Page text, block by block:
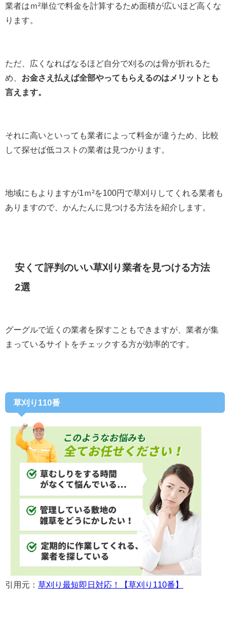
業者はｍ²単位で料金を計算するため面積が広いほど高くな
ります。
ただ、広くなればなるほど自分で刈るのは骨が折れるた
め、 お金さえ払えば全部やってもらえるのはメリットとも
言えます。
それに高いといっても業者によって料金が違うため、比較
して探せば低コストの業者は見つかります。
地域にもよりますが1ｍ²を100円で草刈りしてくれる業者も
ありますので、かんたんに見つける方法を紹介します。
安くて評判のいい草刈り業者を見つける方法
2選
グーグルで近くの業者を探すこともできますが、業者が集
まっているサイトをチェックする方が効率的です。
草刈り110番
引用元： 草刈り最短即日対応！【草刈り110番】